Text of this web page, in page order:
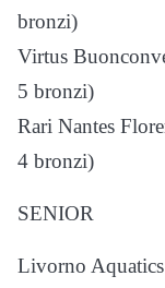
bronzi)
Virtus
5 bronzi)
Rari Nantes
4 bronzi)
SENIOR
Livorno